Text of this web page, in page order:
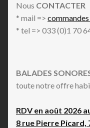
Nous CONTACTER
* mail =>
* tel => 033 (0)1 70
BALADES
toute notre offre
RDV en août 2026
8 rue Pierre Picard,